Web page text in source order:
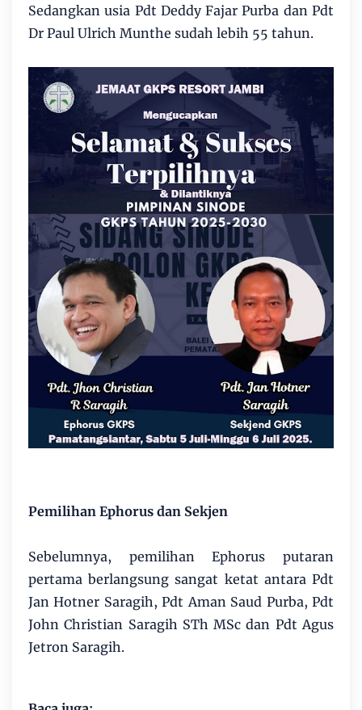
Sedangkan usia Pdt Deddy Fajar Purba dan Pdt
Dr Paul Ulrich Munthe sudah lebih 55 tahun.
Pemilihan Ephorus dan Sekjen
Sebelumnya, pemilihan Ephorus putaran
pertama berlangsung sangat ketat antara Pdt
Jan Hotner Saragih, Pdt Aman Saud Purba, Pdt
John Christian Saragih STh MSc dan Pdt Agus
Jetron Saragih.